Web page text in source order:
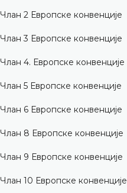
Члан 2 Европске конвенције
Члан 3 Европске конвенције
Члан 4. Европске конвенције
Члан 5 Европске конвенције
Члан 6 Европске конвенције
Члан 8 Европске конвенције
Члан 9 Европске конвенције
Члан 10 Европске конвенције